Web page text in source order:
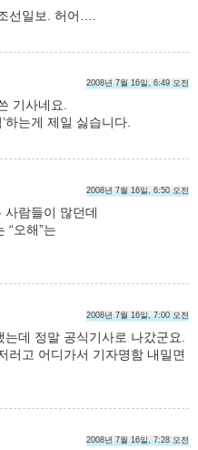
선일보. 허어….
2008년 7월 16일, 6:49 오전
기사네요.
하는게 제일 싫습니다.
2008년 7월 16일, 6:50 오전
사람들이 많던데
“오해”는
2008년 7월 16일, 7:00 오전
데 정말 공식기사로 나갔군요.
러고 어디가서 기자명함 내밀면
2008년 7월 16일, 7:28 오전